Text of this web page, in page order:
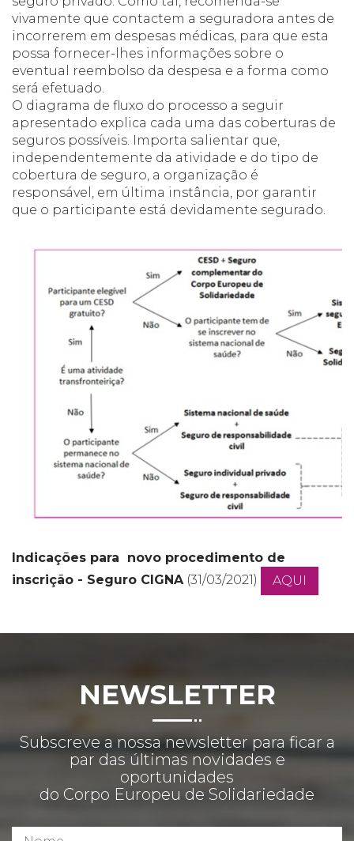
vivamente que contactem a seguradora antes de
incorrerem em despesas médicas, para que esta
possa fornecer-lhes informações sobre o
eventual reembolso da despesa e a forma como
será efetuado.
O diagrama de fluxo do processo a seguir
apresentado explica cada uma das coberturas de
seguros possíveis. Importa salientar que,
independentemente da atividade e do tipo de
cobertura de seguro, a organização é
responsável, em última instância, por garantir
que o participante está devidamente segurado.
Indicações para novo procedimento de
inscrição - Seguro CIGNA(31/03/2021) AQUI
NEWSLETTER
Subscreve a nossa newsletter para ficar a
par das últimas novidades e
oportunidades
do Corpo Europeu de Solidariedade